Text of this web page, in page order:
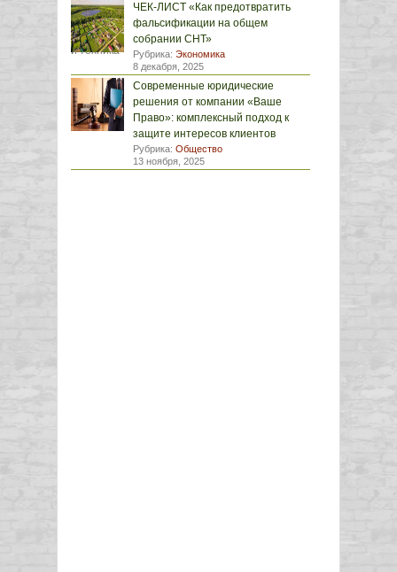
ЧЕК-ЛИСТ «Как предотвратить
фальсификации на общем
собрании СНТ»
Рубрика: Экономика
8 декабря, 2025
Современные юридические
решения от компании «Ваше
Право»: комплексный подход к
защите интересов клиентов
Рубрика: Общество
13 ноября, 2025